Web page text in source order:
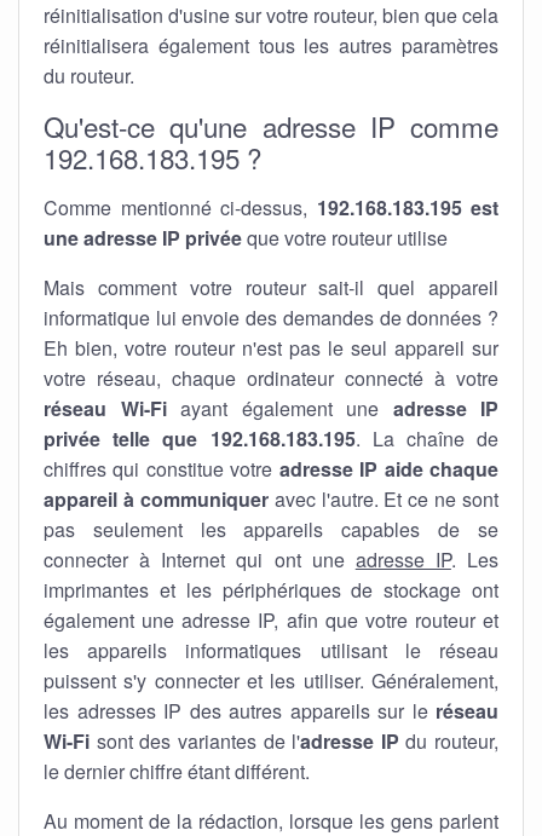
réinitialisation d'usine sur votre routeur, bien que cela
réinitialisera également tous les autres paramètres
du routeur.
Qu'est-ce qu'une adresse IP comme
192.168.183.195 ?
Comme mentionné ci-dessus, 192.168.183.195 est
une adresse IP privéeque votre routeur utilise
Mais comment votre routeur sait-il quel appareil
informatique lui envoie des demandes de données ?
Eh bien, votre routeur n'est pas le seul appareil sur
votre réseau, chaque ordinateur connecté à votre
réseau Wi-Fiayant également une adresse IP
privée telle que 192.168.183.195. La chaîne de
chiffres qui constitue votre adresse IP aide chaque
appareil à communiqueravec l'autre. Et ce ne sont
pas seulement les appareils capables de se
connecter à Internet qui ont une adresse IP. Les
imprimantes et les périphériques de stockage ont
également une adresse IP, afin que votre routeur et
les appareils informatiques utilisant le réseau
puissent s'y connecter et les utiliser. Généralement,
les adresses IP des autres appareils sur le réseau
Wi-Fi sont des variantes de l'adresse IP du routeur,
le dernier chiffre étant différent.
Au moment de la rédaction, lorsque les gens parlent